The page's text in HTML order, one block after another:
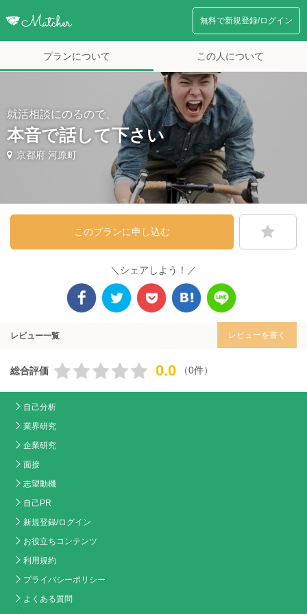
無料で新規登録/ログイン
プランについて この人について
就活相談にのるので、
本音で話して下さい
京都府 河原町
このプランに申し込む
＼シェアしよう！／
レビュー一覧 レビューを書く
総合評価 0.0 （0件）
自己分析
業界研究
企業研究
面接
志望動機
自己PR
新規登録/ログイン
お役立ちコンテンツ
利用規約
プライバシーポリシー
よくある質問